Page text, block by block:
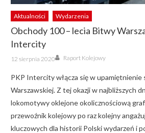
Aktualności Wydarzenia
Obchody 100 – lecia Bitwy
Intercity
Posted
on
12 sierpnia 2020 Author
Raport Kolejowy
PKP Intercity włącza się w
Warszawskiej. Z tej okazji w najbliższych
lokomotywy oklejone okolicznościową
przewoźnik kolejowy po raz kolejny
kluczowych dla historii Polski wydarzeń i